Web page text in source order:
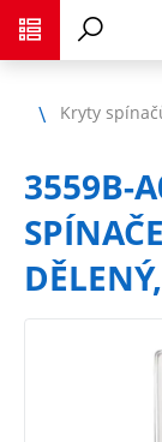
Kryty
3559B-